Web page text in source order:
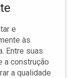
e
às
Entre suas
a construção
a qualidade